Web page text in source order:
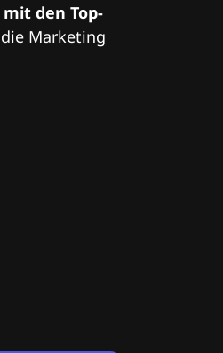
den Top-
Marketing